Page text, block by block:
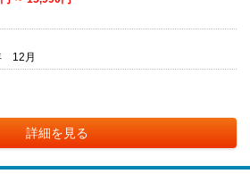
12月
詳細を見る